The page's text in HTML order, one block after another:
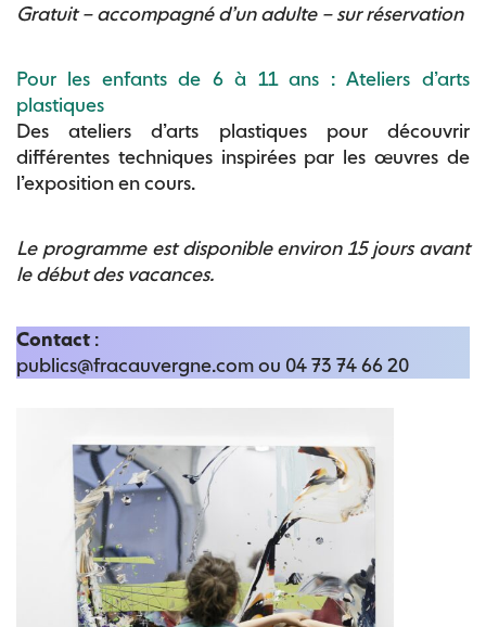
Gratuit – accompagné d’un adulte – sur réservation
Pour les enfants de 6 à 11 ans : Ateliers d’arts
plastiques
Des ateliers d’arts plastiques pour découvrir
différentes techniques inspirées par les œuvres de
l’exposition en cours.
Le programme est disponible environ 15 jours avant
le début des vacances.
Contact :
publics@fracauvergne.com ou 04 73 74 66 20